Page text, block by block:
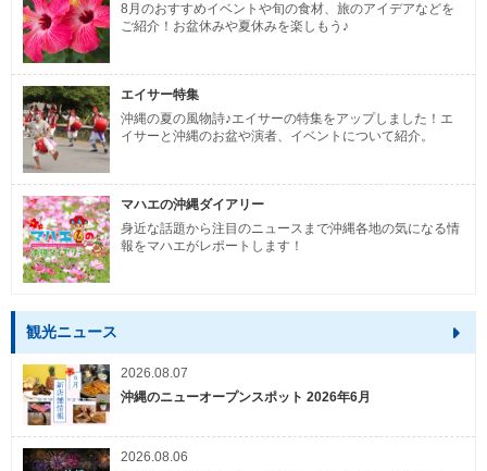
8月のおすすめイベントや旬の食材、旅のアイデアなどを
ご紹介！お盆休みや夏休みを楽しもう♪
エイサー特集
沖縄の夏の風物詩♪エイサーの特集をアップしました！エ
イサーと沖縄のお盆や演者、イベントについて紹介。
マハエの沖縄ダイアリー
身近な話題から注目のニュースまで沖縄各地の気になる情
報をマハエがレポートします！
観光ニュース
2026.08.07
沖縄のニューオープンスポット 2026年6月
2026.08.06